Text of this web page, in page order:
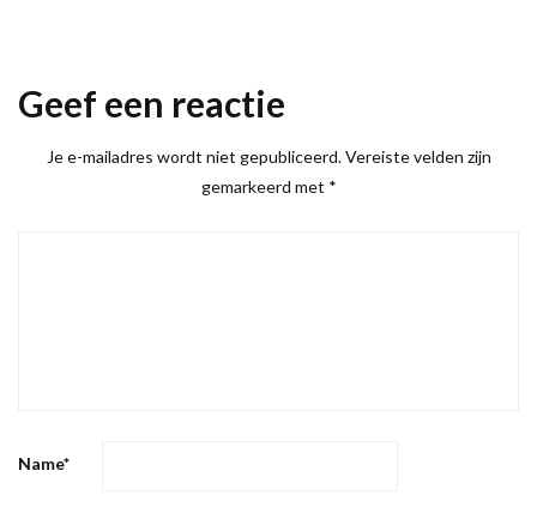
Geef een reactie
Je e-mailadres wordt niet gepubliceerd. Vereiste velden zijn
gemarkeerd met *
Name*